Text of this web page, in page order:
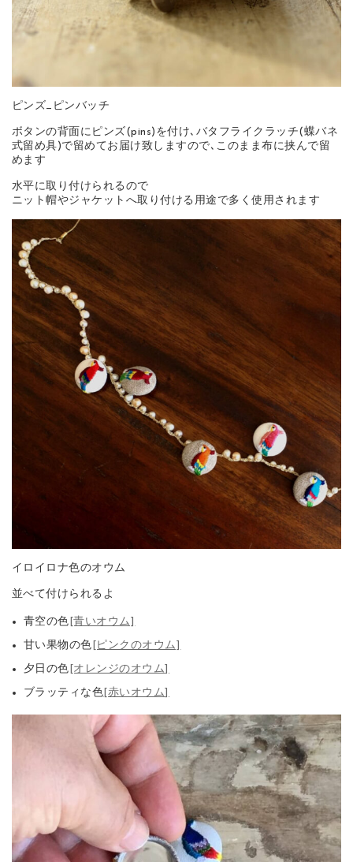
ピンズ_ピンバッチ
ボタンの背面にピンズ(pins)を付け､バタフライクラッチ(蝶バネ
式留め具)で留めてお届け致しますので､このまま布に挟んで留
めます
水平に取り付けられるので
ニット帽やジャケットへ取り付ける用途で多く使用されます
イロイロナ色のオウム
並べて付けられるよ
青空の色 [青いオウム]
甘い果物の色 [ピンクのオウム]
夕日の色 [オレンジのオウム]
ブラッティな色 [赤いオウム]